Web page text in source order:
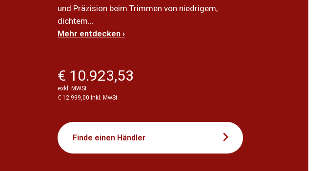
und Präzision beim Trimmen von niedrigem,
dichtem...
Mehr entdecken ›
€ 10.923,53
exkl. MWSt
€ 12.999,00 inkl. MwSt
Finde einen Händler